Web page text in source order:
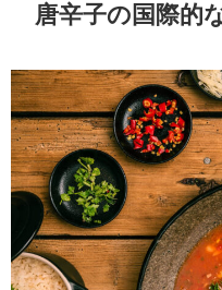
唐辛子の国際的